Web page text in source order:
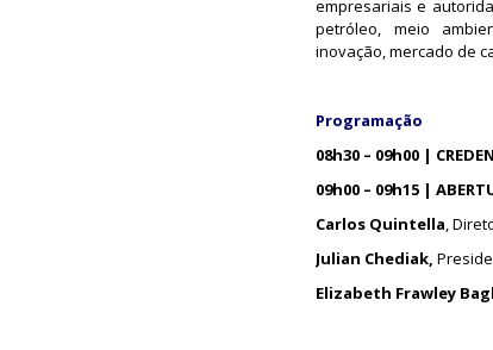
empresariais e
petróleo, meio
inovação, mercado de
Programação
08h30 – 09h00 |
09h00 – 09h15 |
Carlos Quintella,
Julian Chediak,
Elizabeth Frawley